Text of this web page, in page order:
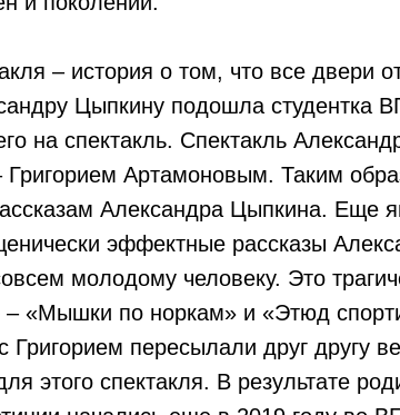
– история о том, что все двери
Цыпкину подошла студентка
на спектакль. Спектакль
Артамоновым. Таким
Александра Цыпкина. Еще
эффектные рассказы
молодому человеку. Это
«Мышки по норкам» и «Этюд
Григорием пересылали друг другу
этого спектакля. В результате